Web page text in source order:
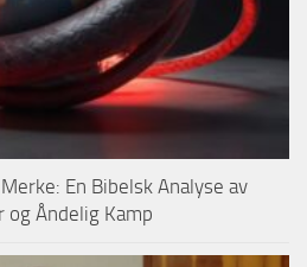
En Bibelsk Analyse av
Åndelig Kamp